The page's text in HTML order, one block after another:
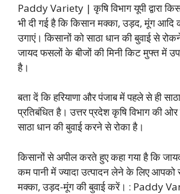
Paddy Variety | कृषि विभाग यूपी द्वारा
भी दी गई है कि किसान मक्का, उड़द, मूंग आदि
उगाएं। किसानों को साठा धान की बुवाई से
जायद फसलों के बीजों की मिनी किट मुफ्त में
है।
बता दें कि हरियाणा और पंजाब में पहले से ही
प्रतिबंधित है। उत्तर प्रदेश कृषि विभाग की
साठा धान की बुवाई करने से रोका है।
किसानों से अपील करते हुए कहा गया है कि
कम पानी में ज्यादा उत्पादन लेने के लिए आपको
मक्का, उड़द-मूंग की बुवाई करें। : Paddy